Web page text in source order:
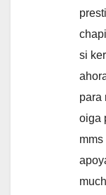
si
para
oiga